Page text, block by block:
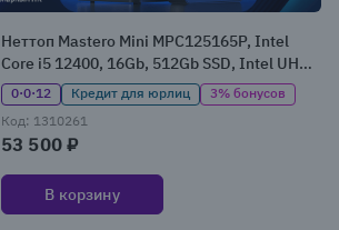
Неттоп Mastero Mini MPC125165P, Intel
Core i5 12400, 16Gb, 512Gb SSD, Intel UHD
Graphics 730, W11Pro
0·0·12 Кредит для юрлиц
3% бонусов
Код: 1310261
53 500 ₽
В корзину